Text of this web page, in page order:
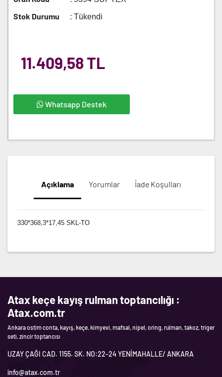
Stok Durumu : Tükendi
11.409,58 TL
Whatsapp Destek
Açıklama Yorumlar İade Koşulları
330*368,3*17,45 SKL-TO
Atax keçe kayış rulman toptancılığı :
Atax.com.tr
Ankara ostim conta, kayış, keçe, kimyevi, mafsal, nipel, oring, rulman, takoz, triger
seti, zincir toptancısı
UZAY ÇAĞI CAD. 1155. SK. NO:22-24 YENİMAHALLE/ ANKARA
info@atax.com.tr